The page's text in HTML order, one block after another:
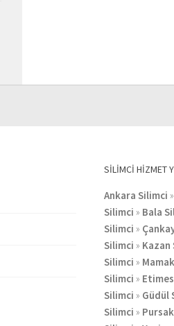
SILIMCI HIZMET
Ankara Silimci »
Silimci » Bala
Silimci »
Silimci » Kazan
Silimci »
Silimci »
Silimci » Güdül
Silimci »